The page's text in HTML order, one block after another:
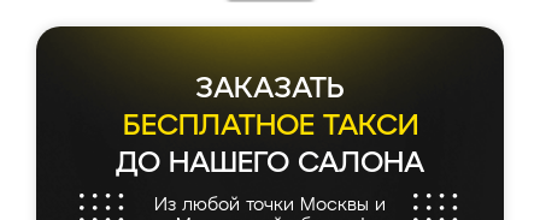
ЗАКАЗАТЬ
БЕСПЛАТНОЕ ТАКСИ
ДО НАШЕГО САЛОНА
Из любой точки Москвы и